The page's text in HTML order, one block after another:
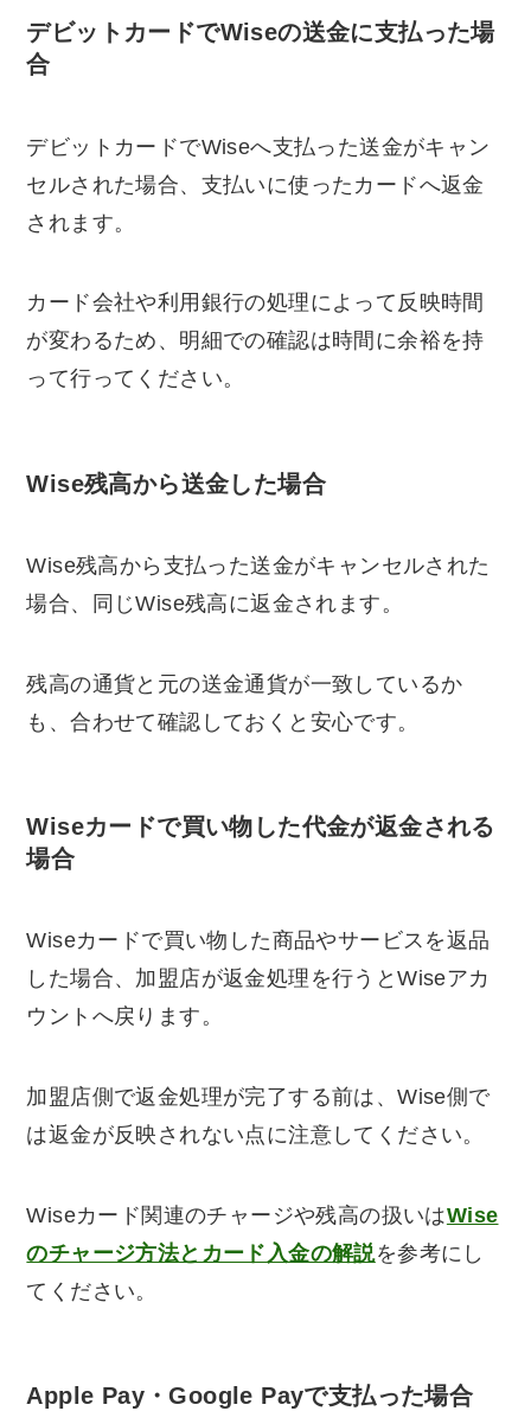
デビットカードでWiseの送金に支払った場
合
デビットカードでWiseへ支払った送金がキャン
セルされた場合、支払いに使ったカードへ返金
されます。
カード会社や利用銀行の処理によって反映時間
が変わるため、明細での確認は時間に余裕を持
って行ってください。
Wise残高から送金した場合
Wise残高から支払った送金がキャンセルされた
場合、同じWise残高に返金されます。
残高の通貨と元の送金通貨が一致しているか
も、合わせて確認しておくと安心です。
Wiseカードで買い物した代金が返金される
場合
Wiseカードで買い物した商品やサービスを返品
した場合、加盟店が返金処理を行うとWiseアカ
ウントへ戻ります。
加盟店側で返金処理が完了する前は、Wise側で
は返金が反映されない点に注意してください。
Wiseカード関連のチャージや残高の扱いはWise
のチャージ方法とカード入金の解説を参考にし
てください。
Apple Pay・Google Payで支払った場合